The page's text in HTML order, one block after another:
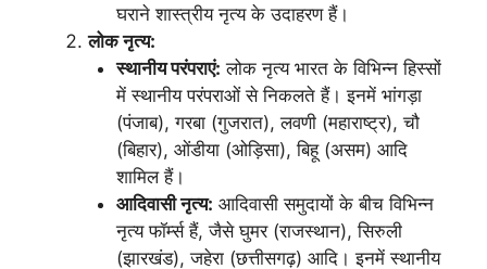
घराने शास्त्रीय नृत्य के उदाहरण हैं।
लोक नृत्य:
स्थानीय परंपराएं: लोक नृत्य भारत के विभिन्न हिस्सों
में स्थानीय परंपराओं से निकलते हैं। इनमें भांगड़ा
(पंजाब), गरबा (गुजरात), लवणी (महाराष्ट्र), चौ
(बिहार), ओंडीया (ओड़िसा), बिहू (असम) आदि
शामिल हैं।
आदिवासी नृत्य: आदिवासी समुदायों के बीच विभिन्न
नृत्य फॉर्म्स हैं, जैसे घुमर (राजस्थान), सिरुली
(झारखंड), जहेरा (छत्तीसगढ़) आदि। इनमें स्थानीय